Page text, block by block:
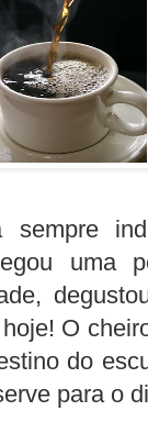
sempre
uma
O
do
para o